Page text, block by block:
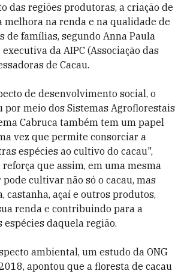
das regiões produtoras, a criação de
melhora na renda e na qualidade de
de famílias, segundo Anna Paula
da AIPC (Associação das
de Cacau.
de desenvolvimento social, o
por meio dos Sistemas Agroflorestais
Cabruca também tem um papel
vez que permite consorciar a
espécies ao cultivo do cacau",
que assim, em uma mesma
cultivar não só o cacau, mas
castanha, açaí e outros produtos,
renda e contribuindo para a
espécies daquela região.
ambiental, um estudo da ONG
apontou que a floresta de cacau